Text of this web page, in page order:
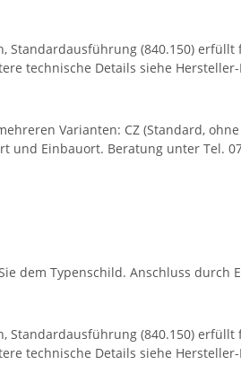
Standardausführung (840.150)
technische Details siehe
Varianten: CZ (Standard,
und Einbauort. Beratung unter Tel.
dem Typenschild. Anschluss durch
Standardausführung (840.150)
technische Details siehe